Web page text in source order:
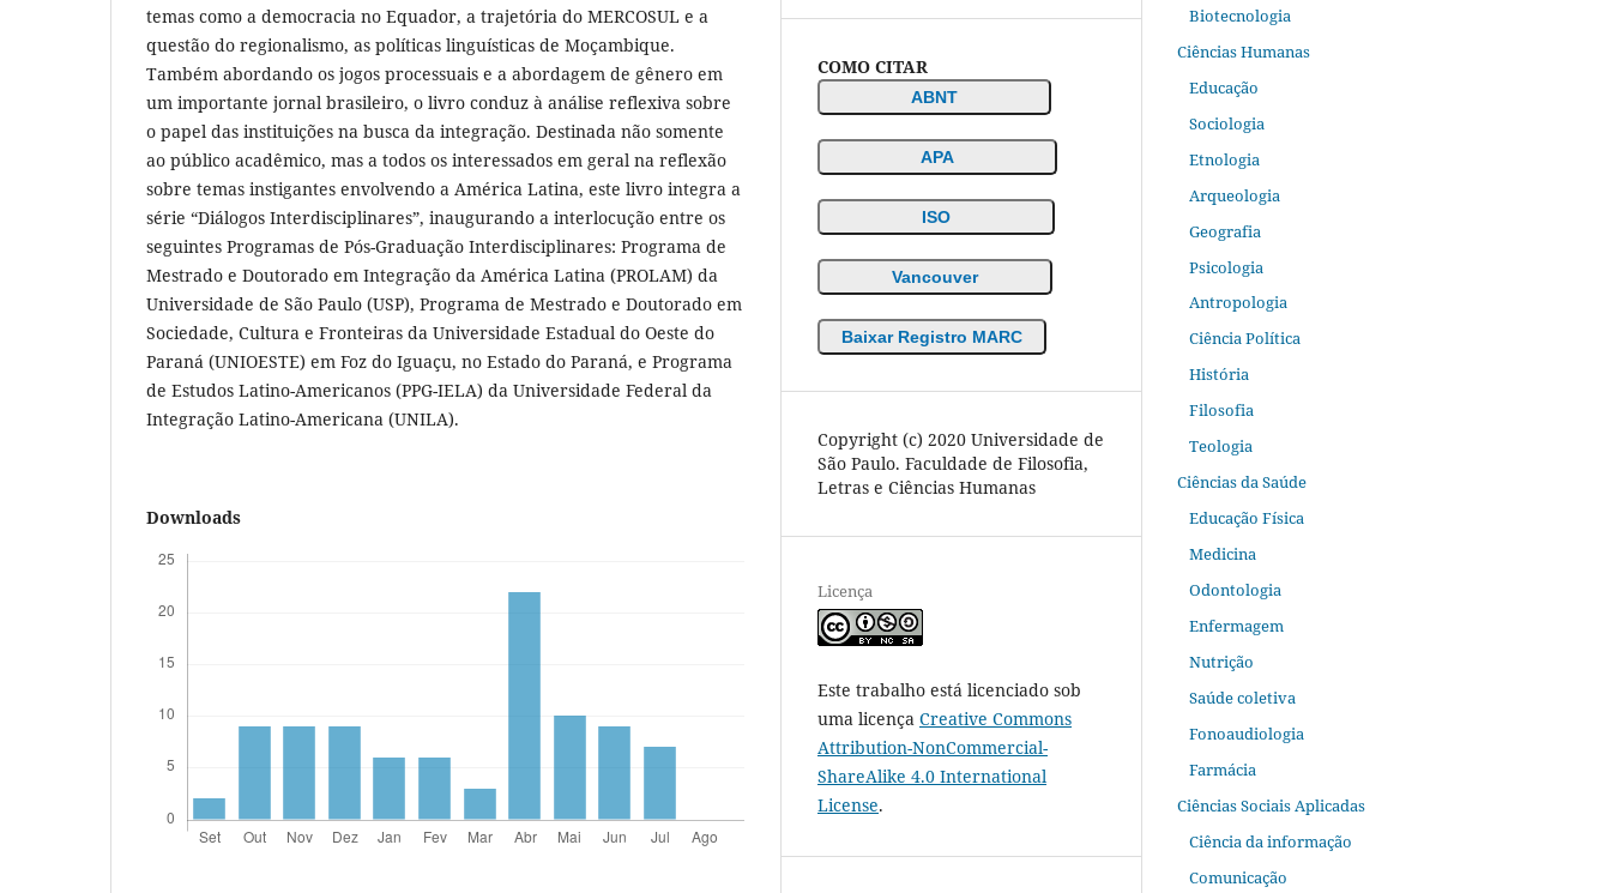
temas como a democracia no Equador, a trajetória do MERCOSUL e a
questão do regionalismo, as políticas linguísticas de Moçambique.
Também abordando os jogos processuais e a abordagem de gênero em
um importante jornal brasileiro, o livro conduz à análise reflexiva sobre
o papel das instituições na busca da integração. Destinada não somente
ao público acadêmico, mas a todos os interessados em geral na reflexão
sobre temas instigantes envolvendo a América Latina, este livro integra a
série “Diálogos Interdisciplinares”, inaugurando a interlocução entre os
seguintes Programas de Pós-Graduação Interdisciplinares: Programa de
Mestrado e Doutorado em Integração da América Latina (PROLAM) da
Universidade de São Paulo (USP), Programa de Mestrado e Doutorado em
Sociedade, Cultura e Fronteiras da Universidade Estadual do Oeste do
Paraná (UNIOESTE) em Foz do Iguaçu, no Estado do Paraná, e Programa
de Estudos Latino-Americanos (PPG-IELA) da Universidade Federal da
Integração Latino-Americana (UNILA).
Downloads
COMO CITAR
ABNT
APA
ISO
Vancouver
Baixar Registro MARC
Copyright (c) 2020 Universidade de
São Paulo. Faculdade de Filosofia,
Letras e Ciências Humanas
Licença
Este trabalho está licenciado sob
uma licença Creative Commons
Attribution-NonCommercial-
ShareAlike 4.0 International
License.
Biotecnologia
Ciências Humanas
Educação
Sociologia
Etnologia
Arqueologia
Geografia
Psicologia
Antropologia
Ciência Política
História
Filosofia
Teologia
Ciências da Saúde
Educação Física
Medicina
Odontologia
Enfermagem
Nutrição
Saúde coletiva
Fonoaudiologia
Farmácia
Ciências Sociais Aplicadas
Ciência da informação
Comunicação